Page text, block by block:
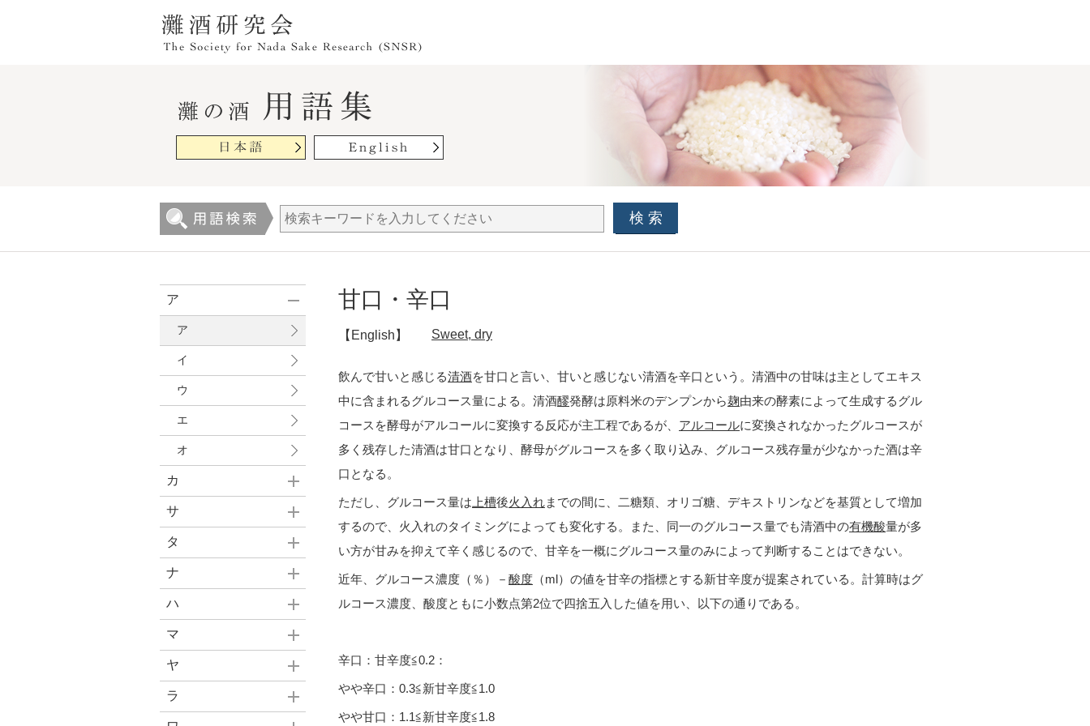
検 索
甘口・辛口
【English】 Sweet, dry
飲んで甘いと感じる清酒を甘口と言い、甘いと感じない清酒を辛口という。清酒中の甘味は主としてエキス
中に含まれるグルコース量による。清酒醪発酵は原料米のデンプンから麹由来の酵素によって生成するグル
コースを酵母がアルコールに変換する反応が主工程であるが、 アルコールに変換されなかったグルコースが
多く残存した清酒は甘口となり、酵母がグルコースを多く取り込み、グルコース残存量が少なかった酒は辛
口となる。
ただし、グルコース量は 上槽後火入れまでの間に、二糖類、オリゴ糖、デキストリンなどを基質として増加
するので、火入れのタイミングによっても変化する。また、同一のグルコース量でも清酒中の有機酸量が多
い方が甘みを抑えて辛く感じるので、甘辛を一概にグルコース量のみによって判断することはできない。
近年、グルコース濃度（％）－ 酸度 （ml）の値を甘辛の指標とする新甘辛度が提案されている。計算時はグ
ルコース濃度、酸度ともに小数点第2位で四捨五入した値を用い、以下の通りである。
辛口：甘辛度≦0.2：
やや辛口：0.3≦新甘辛度≦1.0
やや甘口：1.1≦新甘辛度≦1.8
ア
ア
イ
ウ
エ
オ
カ
サ
タ
ナ
ハ
マ
ヤ
ラ